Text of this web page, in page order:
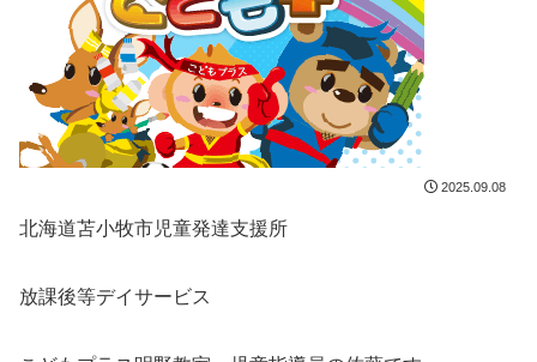
2025.09.08
北海道苫小牧市児童発達支援所
放課後等デイサービス